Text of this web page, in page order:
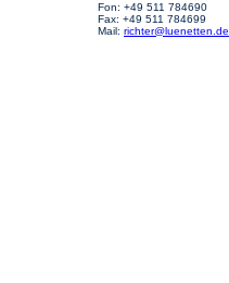
Fon: +49 511 784690
Fax: +49 511 784699
Mail: richter@luenetten.de